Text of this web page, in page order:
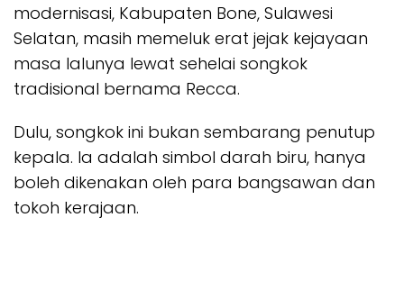
modernisasi, Kabupaten Bone, Sulawesi
Selatan, masih memeluk erat jejak kejayaan
masa lalunya lewat sehelai songkok
tradisional bernama Recca.
Dulu, songkok ini bukan sembarang penutup
kepala. Ia adalah simbol darah biru, hanya
boleh dikenakan oleh para bangsawan dan
tokoh kerajaan.